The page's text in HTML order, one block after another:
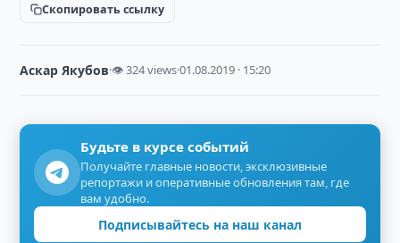
Скопировать ссылку
Аскар Якубов·👁 324 views·01.08.2019 · 15:20
Будьте в курсе событий
Получайте главные новости, эксклюзивные
репортажи и оперативные обновления там, где
вам удобно.
Подписывайтесь на наш канал